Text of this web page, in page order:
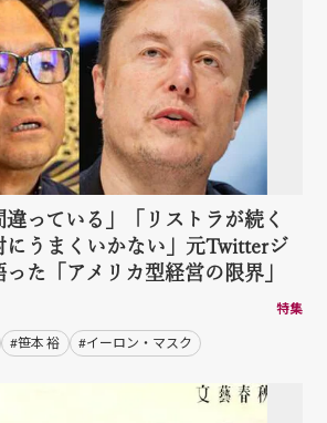
違っている」「リストラが続く
にうまくいかない」元Twitterジ
た「アメリカ型経営の限界」
特集
#笹本 裕 #イーロン・マスク